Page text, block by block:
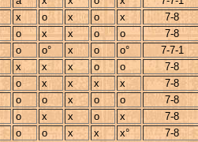
x o x o x 7-8
o x x o o 7-8
o o° x o o° 7-7-1
x x x o o 7-8
o x x x x 7-8
o o x o o 7-8
o x x o x 7-8
o o x x x° 7-8